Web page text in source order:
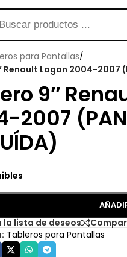
para Pantallas/
Renault Logan 2004-2007
9″
2007
la lista de deseos
Tableros para Pantallas